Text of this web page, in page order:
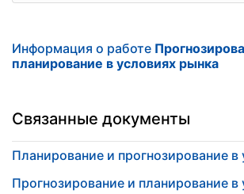
Информация о работе
планирование в условиях рынка
Связанные документы
Планирование и прогнозирование в
Прогнозирование и планирование в